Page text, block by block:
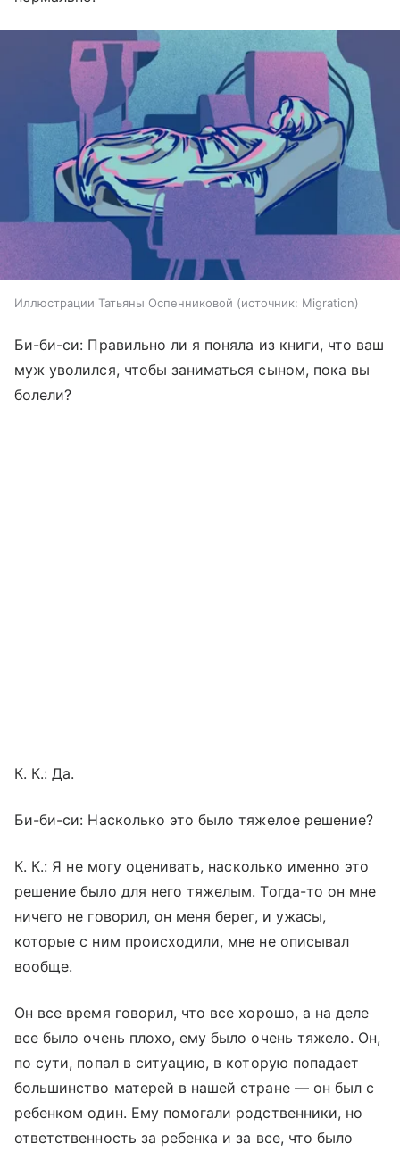
Иллюстрации Татьяны Оспенниковой источник: Migration
Би-би-си: Правильно ли я поняла из книги, что ваш
муж уволился, чтобы заниматься сыном, пока вы
болели?
К. К.: Да.
Би-би-си: Насколько это было тяжелое решение?
К. К.: Я не могу оценивать, насколько именно это
решение было для него тяжелым. Тогда-то он мне
ничего не говорил, он меня берег, и ужасы,
которые с ним происходили, мне не описывал
вообще.
Он все время говорил, что все хорошо, а на деле
все было очень плохо, ему было очень тяжело. Он,
по сути, попал в ситуацию, в которую попадает
большинство матерей в нашей стране — он был с
ребенком один. Ему помогали родственники, но
ответственность за ребенка и за все, что было